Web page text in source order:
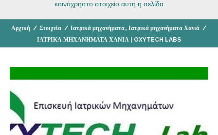
κοινόχρηστο στοιχείο αυτή η σελίδα
Αρχική / Στοιχεία / Ιατρικά μηχανήματα, Ιατρικά μηχανήματα Χανιά /
ΙΑΤΡΙΚΑ ΜΗΧΑΝΗΜΑΤΑ ΧΑΝΙΑ | OXYTECH LABS